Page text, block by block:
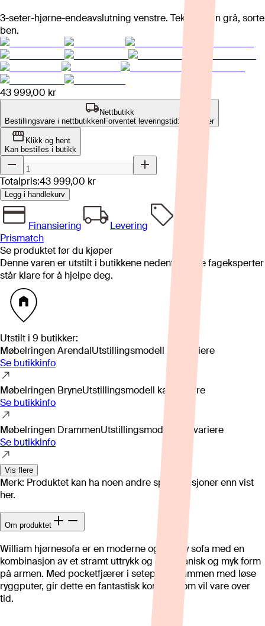
3-seter-hjørne-endeavslutning venstre. Tekstil Born grå, sorte
ben.
43 999,00 kr
Nettbutikk
Bestillingsvare i nettbutikkenForventet leveringstid: 8-12 uker
Klikk og hent
Kan bestilles i butikk
Totalpris:43 999,00 kr
Legg i handlekurv
Finansiering
Levering
Prismatch
Se produktet før du kjøper
Denne varen er utstilt i butikkene nedenfor. Våre fageksperter
står klare for å hjelpe deg.
Utstilt i 9 butikker:
Møbelringen ArendalUtstillingsmodell kan variere
Se butikkinfo
Møbelringen BryneUtstillingsmodell kan variere
Se butikkinfo
Møbelringen DrammenUtstillingsmodell kan variere
Se butikkinfo
Vis flere
Merk: Produktet kan ha noen andre spesifikasjoner enn vist
her.
Om produktet
William hjørnesofa er en moderne og trendy sofa med en
kombinasjon av et stramt uttrykk og en organisk og myk form
på armen. Med pocketfjærer i seteputen sammen med løse
ryggputer, gir dette en fantastisk komfort som vil vare over
tid.